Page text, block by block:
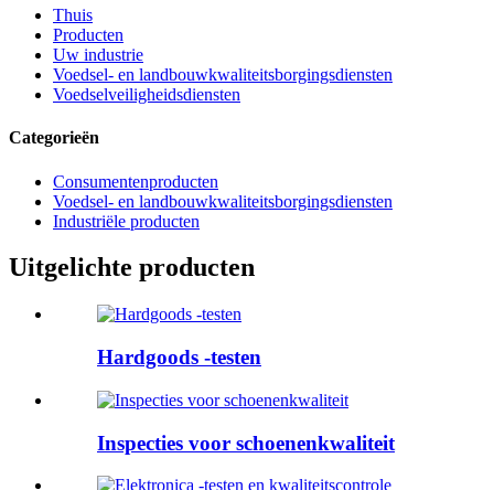
Thuis
Producten
Uw industrie
Voedsel- en landbouwkwaliteitsborgingsdiensten
Voedselveiligheidsdiensten
Categorieën
Consumentenproducten
Voedsel- en landbouwkwaliteitsborgingsdiensten
Industriële producten
Uitgelichte producten
Hardgoods -testen
Inspecties voor schoenenkwaliteit